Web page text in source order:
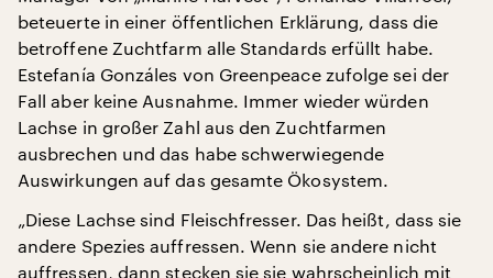
beteuerte in einer öffentlichen Erklärung, dass die
betroffene Zuchtfarm alle Standards erfüllt habe.
Estefanía Gonzáles von Greenpeace zufolge sei der
Fall aber keine Ausnahme. Immer wieder würden
Lachse in großer Zahl aus den Zuchtfarmen
ausbrechen und das habe schwerwiegende
Auswirkungen auf das gesamte Ökosystem.
„Diese Lachse sind Fleischfresser. Das heißt, dass sie
andere Spezies auffressen. Wenn sie andere nicht
auffressen, dann stecken sie sie wahrscheinlich mit